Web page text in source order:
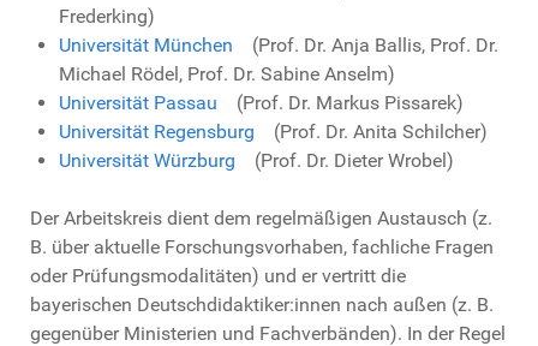
Frederking)
Universität München
(Prof. Dr. Anja Ballis, Prof. Dr.
Michael Rödel, Prof. Dr. Sabine Anselm)
Universität Passau
(Prof. Dr. Markus Pissarek)
Universität Regensburg
(Prof. Dr. Anita Schilcher)
Universität Würzburg
(Prof. Dr. Dieter Wrobel)
Der Arbeitskreis dient dem regelmäßigen Austausch (z.
B. über aktuelle Forschungsvorhaben, fachliche Fragen
oder Prüfungsmodalitäten) und er vertritt die
bayerischen Deutschdidaktiker:innen nach außen (z. B.
gegenüber Ministerien und Fachverbänden). In der Regel